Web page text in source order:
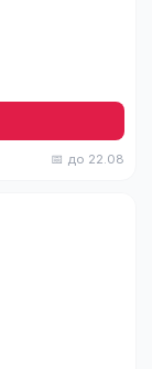
📅 до 22.08